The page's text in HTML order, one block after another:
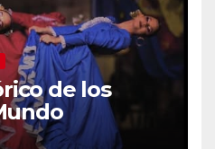
de los